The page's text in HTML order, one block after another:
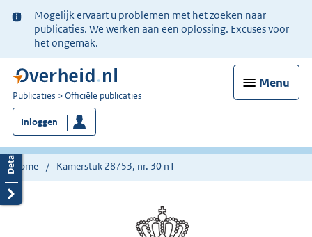
Ter
informatie:
Mogelijk ervaart u problemen met het zoeken naar
publicaties. We werken aan een oplossing. Excuses voor
het ongemak.
Menu
U
bent
nu
hier:
Publicaties Officiële publicaties
Inloggen
Home Kamerstuk 28753, nr. 30 n1